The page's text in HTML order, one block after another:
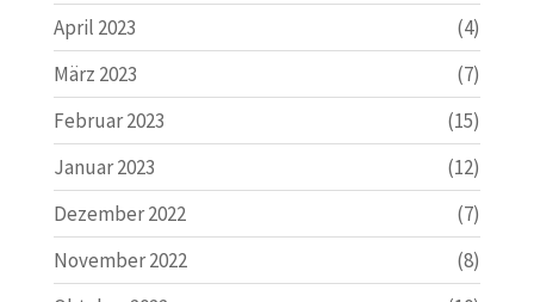
April 2023
(4)
März 2023
(7)
Februar 2023
(15)
Januar 2023
(12)
Dezember 2022
(7)
November 2022
(8)